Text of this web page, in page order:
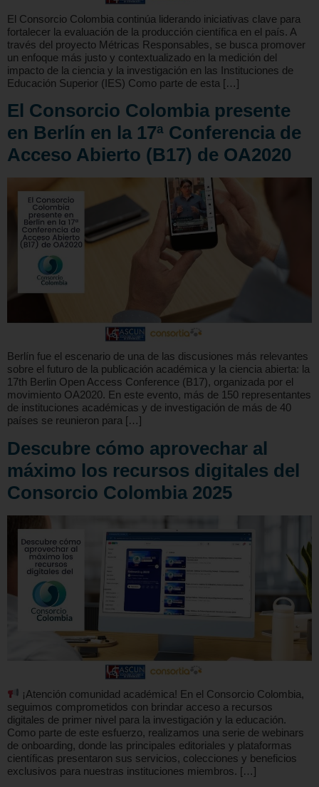
El Consorcio Colombia continúa liderando iniciativas clave para
fortalecer la evaluación de la producción científica en el país. A
través del proyecto Métricas Responsables, se busca promover
un enfoque más justo y contextualizado en la medición del
impacto de la ciencia y la investigación en las Instituciones de
Educación Superior (IES) Como parte de esta […]
El Consorcio Colombia presente
en Berlín en la 17ª Conferencia de
Acceso Abierto (B17) de OA2020
Berlín fue el escenario de una de las discusiones más relevantes
sobre el futuro de la publicación académica y la ciencia abierta: la
17th Berlin Open Access Conference (B17), organizada por el
movimiento OA2020. En este evento, más de 150 representantes
de instituciones académicas y de investigación de más de 40
países se reunieron para […]
Descubre cómo aprovechar al
máximo los recursos digitales del
Consorcio Colombia 2025
¡Atención comunidad académica! En el Consorcio Colombia,
seguimos comprometidos con brindar acceso a recursos
digitales de primer nivel para la investigación y la educación.
Como parte de este esfuerzo, realizamos una serie de webinars
de onboarding, donde las principales editoriales y plataformas
científicas presentaron sus servicios, colecciones y beneficios
exclusivos para nuestras instituciones miembros. […]